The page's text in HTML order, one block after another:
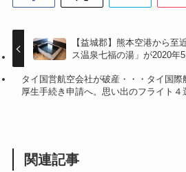
【益城郡】熊本空港から至
ス温泉七福の湯」が2020年
タイ国営航空会社が破産・・・タイ国際
厚生手続き申請へ。思い出のフライト４
関連記事